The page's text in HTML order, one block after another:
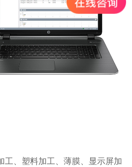
工、塑料加工、薄膜、显示屏加